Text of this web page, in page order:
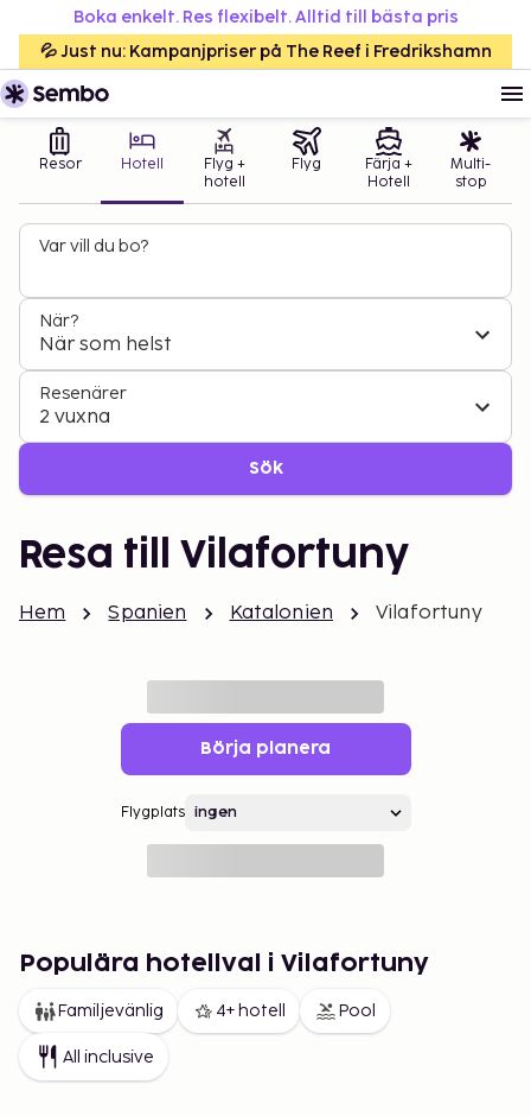
Boka enkelt. Res flexibelt. Alltid till bästa pris
💦 Just nu: Kampanjpriser på The Reef i Fredrikshamn
Resor Hotell
Flyg +
hotell
Flyg
Färja +
Hotell
Multi-
stop
Var vill du bo?
När?
När som helst
Resenärer
2 vuxna
Sök
Resa till Vilafortuny
Hem Spanien Katalonien Vilafortuny
Börja planera
Flygplats
Populära hotellval i Vilafortuny
Familjevänlig 4+ hotell Pool
All inclusive